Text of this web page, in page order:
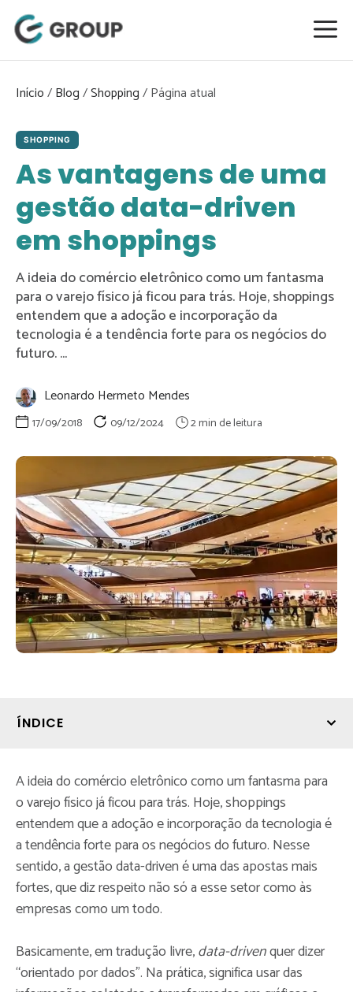
para
conteúdo
Início/Blog/Shopping/
SHOPPING
As vantagens de uma
gestão data-driven
em shoppings
A ideia do comércio eletrônico como um fantasma
para o varejo físico já ficou para trás. Hoje, shoppings
entendem que a adoção e incorporação da
tecnologia é a tendência forte para os negócios do
futuro. ...
Leonardo Hermeto Mendes
17/09/2018 09/12/2024
ÍNDICE
A ideia do comércio eletrônico como um fantasma para
o varejo físico já ficou para trás. Hoje, shoppings
entendem que a adoção e incorporação da tecnologia é
a tendência forte para os negócios do futuro. Nesse
sentido, a gestão data-driven é uma das apostas mais
fortes, que diz respeito não só a esse setor como às
empresas como um todo.
Basicamente, em tradução livre,data-drivenquer dizer
“orientado por dados”. Na prática, significa usar das